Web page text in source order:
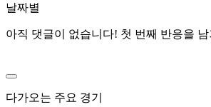
날짜별
아직 댓글이 없습니다! 첫 번째 반응을 남
다가오는 주요 경기